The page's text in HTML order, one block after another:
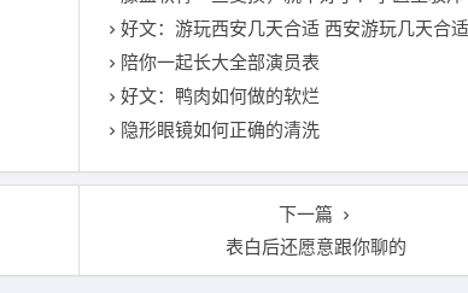
好文：游玩西安几天合适 西安游玩几天合适
陪你一起长大全部演员表
好文：鸭肉如何做的软烂
隐形眼镜如何正确的清洗
下一篇
表白后还愿意跟你聊的